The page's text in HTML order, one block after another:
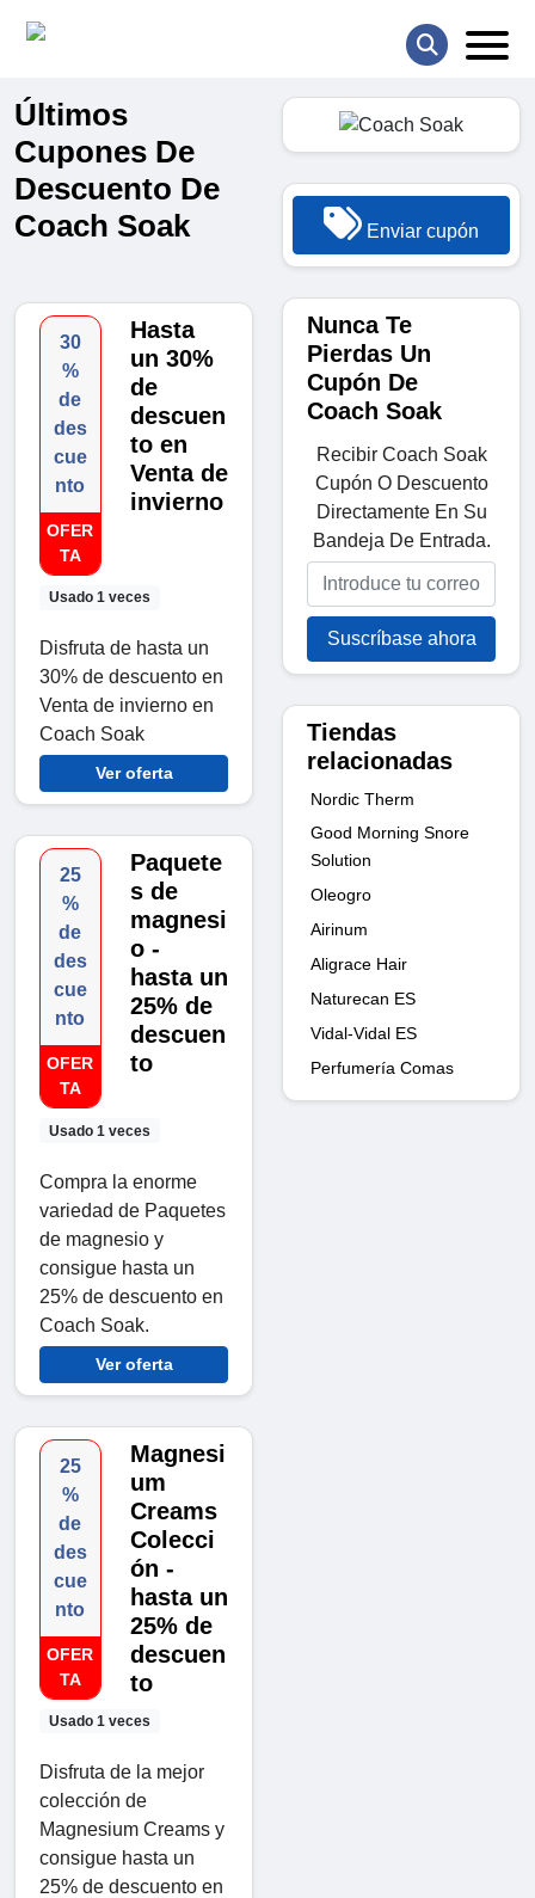
Últimos
Cupones De
Descuento De
Coach Soak
30
%
de
des
cue
nto
OFER
TA
Usado 1 veces
Hasta
un 30%
de
descuen
to en
Venta de
invierno
Disfruta de hasta un
30% de descuento en
Venta de invierno en
Coach Soak
Ver oferta
25
%
de
des
cue
nto
OFER
TA
Usado 1 veces
Paquete
s de
magnesi
o -
hasta un
25% de
descuen
to
Compra la enorme
variedad de Paquetes
de magnesio y
consigue hasta un
25% de descuento en
Coach Soak.
Ver oferta
25
%
de
des
cue
nto
OFER
TA
Usado 1 veces
Magnesi
um
Creams
Colecci
ón -
hasta un
25% de
descuen
to
Disfruta de la mejor
colección de
Magnesium Creams y
consigue hasta un
25% de descuento en
Enviar cupón
Nunca Te
Pierdas Un
Cupón De
Coach Soak
Recibir Coach Soak
Cupón O Descuento
Directamente En Su
Bandeja De Entrada.
Suscríbase ahora
Tiendas
relacionadas
Nordic Therm
Good Morning Snore
Solution
Oleogro
Airinum
Aligrace Hair
Naturecan ES
Vidal-Vidal ES
Perfumería Comas